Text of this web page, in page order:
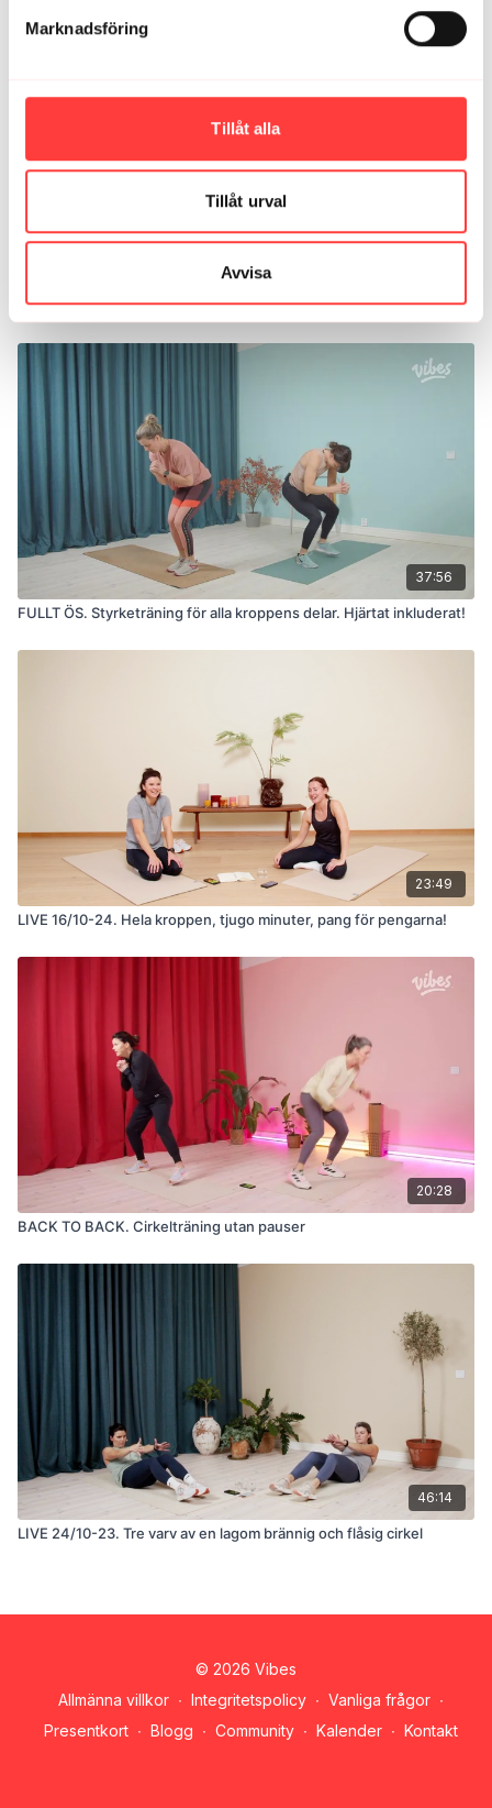
Marknadsföring
Tillåt alla
Tillåt urval
Avvisa
1
Josefin D. april 29, 2024
Relaterade videor
37:56
FULLT ÖS. Styrketräning för alla kroppens delar. Hjärtat inkluderat!
23:49
LIVE 16/10-24. Hela kroppen, tjugo minuter, pang för pengarna!
20:28
BACK TO BACK. Cirkelträning utan pauser
46:14
LIVE 24/10-23. Tre varv av en lagom brännig och flåsig cirkel
© 2026 Vibes
Allmänna villkor ∙ Integritetspolicy ∙ Vanliga frågor ∙
Presentkort ∙ Blogg ∙ Community ∙ Kalender ∙ Kontakt